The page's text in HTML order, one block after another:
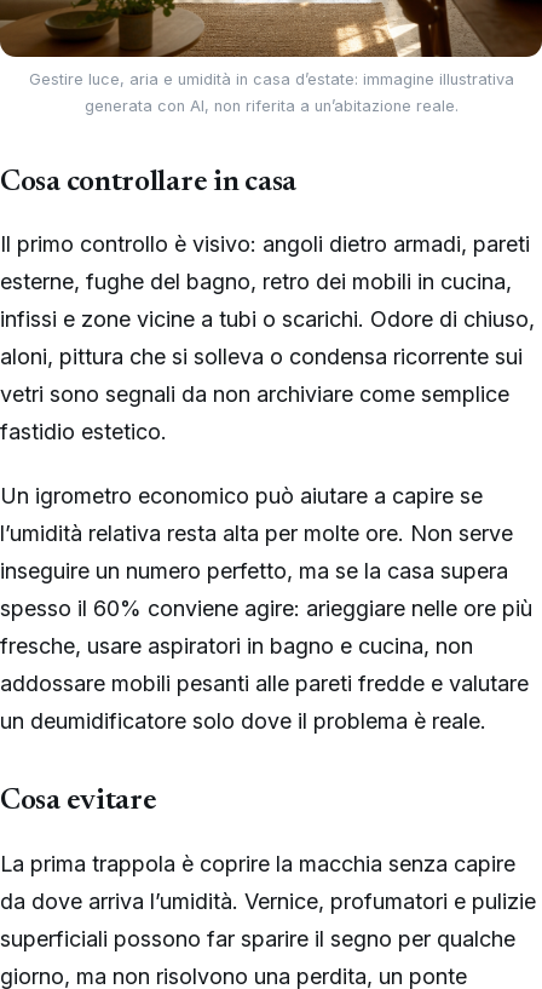
Gestire luce, aria e umidità in casa d’estate: immagine illustrativa
generata con AI, non riferita a un’abitazione reale.
Cosa controllare in casa
Il primo controllo è visivo: angoli dietro armadi, pareti
esterne, fughe del bagno, retro dei mobili in cucina,
infissi e zone vicine a tubi o scarichi. Odore di chiuso,
aloni, pittura che si solleva o condensa ricorrente sui
vetri sono segnali da non archiviare come semplice
fastidio estetico.
Un igrometro economico può aiutare a capire se
l’umidità relativa resta alta per molte ore. Non serve
inseguire un numero perfetto, ma se la casa supera
spesso il 60% conviene agire: arieggiare nelle ore più
fresche, usare aspiratori in bagno e cucina, non
addossare mobili pesanti alle pareti fredde e valutare
un deumidificatore solo dove il problema è reale.
Cosa evitare
La prima trappola è coprire la macchia senza capire
da dove arriva l’umidità. Vernice, profumatori e pulizie
superficiali possono far sparire il segno per qualche
giorno, ma non risolvono una perdita, un ponte